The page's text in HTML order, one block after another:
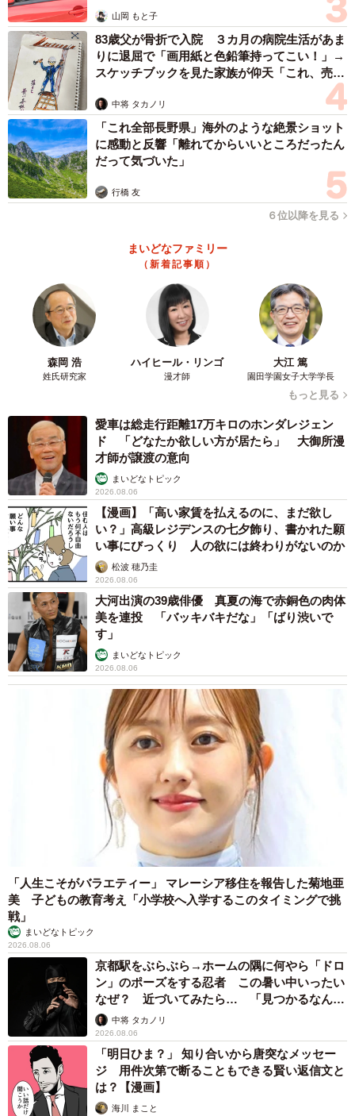
3/7
捕獲機で保護することができた（あきみさん提供、Instagramよりキャプ
チャ撮影）
生きることを諦めかけた猫が、モフモフの家猫に
保護当初のまーやくんは、人を警戒し、まるで生きること
を拒むように見えた。しかし今では毛も生えそろい、撫で
られるのが大好きな“甘えん坊”になった。
「人に捨てられ、人に殺されかけた過去が嘘のように、ほ
ねずみとりで皮膚が欠損していたという（あきみさん提供、Instagramよ
「猫生が変わる」――あきみさんが守りたい命
あきみさんは、まーやくんのような外猫に特別な思いを抱
いている。
「まーやは偶然、人の目に留まって助かった。でも、同じ
ように過酷な環境で人の目に留まらず命を落とす猫もたく
さんいます」
現在も仲間と共に多頭飼育崩壊の現場でTNR（野良猫の不
妊去勢手術）を手伝うなど、できる範囲で立場の弱い猫を
守り続けている。
山岡 もと子
83歳父が骨折で入院 ３カ月の病院生活があま
りに退屈で「画用紙と色鉛筆持ってこい！」→
スケッチブックを見た家族が仰天「これ、売れ
中将 タカノリ
「これ全部長野県」海外のような絶景ショット
に感動と反響「離れてからいいところだったん
だって気づいた」
行橋 友
６位以降を見る
まいどなファミリー
（新着記事順）
森岡 浩
姓氏研究家
ハイヒール・リンゴ
漫才師
大江 篤
園田学園女子大学学長
もっと見る
愛車は総走行距離17万キロのホンダレジェン
ド 「どなたか欲しい方が居たら」 大御所漫
才師が譲渡の意向
まいどなトピック
2026.08.06
【漫画】「高い家賃を払えるのに、まだ欲し
い？」高級レジデンスの七夕飾り、書かれた願
い事にびっくり 人の欲には終わりがないのか
松波 穂乃圭
2026.08.06
大河出演の39歳俳優 真夏の海で赤銅色の肉体
美を連投 「バッキバキだな」「ばり渋いで
す」
まいどなトピック
2026.08.06
「人生こそがバラエティー」 マレーシア移住を報告した菊地亜
美 子どもの教育考え「小学校へ入学するこのタイミングで挑
戦」
まいどなトピック
2026.08.06
京都駅をぶらぶら→ホームの隅に何やら「ドロ
ン」のポーズをする忍者 この暑い中いったい
なぜ？ 近づいてみたら… 「見つかるなんて
未熟」中将 タカノリ
2026.08.06
「明日ひま？」 知り合いから唐突なメッセー
ジ 用件次第で断ることもできる賢い返信文と
は？【漫画】
海川 まこと